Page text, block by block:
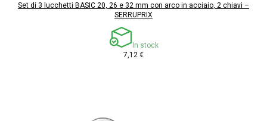
Set di 3 lucchetti BASIC 20, 26 e 32 mm con arco in acciaio, 2 chiavi –
SERRUPRIX
In stock
7,12 €